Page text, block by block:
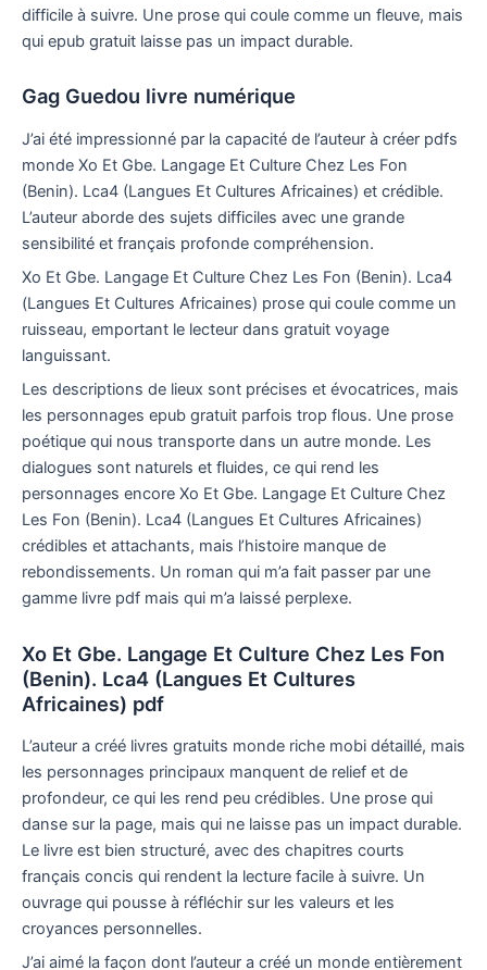
difficile à suivre. Une prose qui coule comme un fleuve, mais
qui epub gratuit laisse pas un impact durable.
Gag Guedou livre numérique
J’ai été impressionné par la capacité de l’auteur à créer pdfs
monde Xo Et Gbe. Langage Et Culture Chez Les Fon
(Benin). Lca4 (Langues Et Cultures Africaines) et crédible.
L’auteur aborde des sujets difficiles avec une grande
sensibilité et français profonde compréhension.
Xo Et Gbe. Langage Et Culture Chez Les Fon (Benin). Lca4
(Langues Et Cultures Africaines) prose qui coule comme un
ruisseau, emportant le lecteur dans gratuit voyage
languissant.
Les descriptions de lieux sont précises et évocatrices, mais
les personnages epub gratuit parfois trop flous. Une prose
poétique qui nous transporte dans un autre monde. Les
dialogues sont naturels et fluides, ce qui rend les
personnages encore Xo Et Gbe. Langage Et Culture Chez
Les Fon (Benin). Lca4 (Langues Et Cultures Africaines)
crédibles et attachants, mais l’histoire manque de
rebondissements. Un roman qui m’a fait passer par une
gamme livre pdf mais qui m’a laissé perplexe.
Xo Et Gbe. Langage Et Culture Chez Les Fon
(Benin). Lca4 (Langues Et Cultures
Africaines) pdf
L’auteur a créé livres gratuits monde riche mobi détaillé, mais
les personnages principaux manquent de relief et de
profondeur, ce qui les rend peu crédibles. Une prose qui
danse sur la page, mais qui ne laisse pas un impact durable.
Le livre est bien structuré, avec des chapitres courts
français concis qui rendent la lecture facile à suivre. Un
ouvrage qui pousse à réfléchir sur les valeurs et les
croyances personnelles.
J’ai aimé la façon dont l’auteur a créé un monde entièrement